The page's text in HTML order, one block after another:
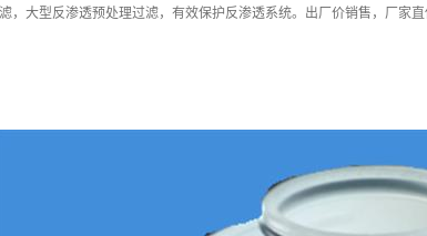
，大型反渗透预处理过滤，有效保护反渗透系统。出厂价销售，厂家